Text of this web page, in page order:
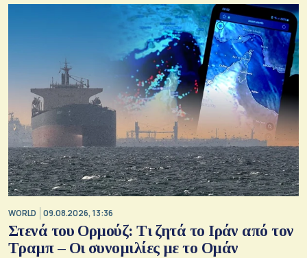
WORLD 09.08.2026, 13:36
Στενά του Ορμούζ: Τι ζητά το Ιράν από τον
Τραμπ – Οι συνομιλίες με το Ομάν